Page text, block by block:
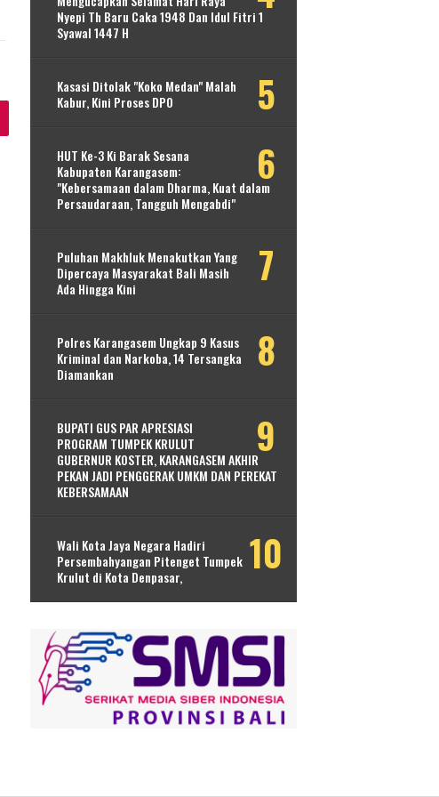
Nyepi Th Baru Caka 1948 Dan Idul Fitri 1
Syawal 1447 H
Kasasi Ditolak "Koko Medan" Malah
Kabur, Kini Proses DPO
HUT Ke-3 Ki Barak Sesana
Kabupaten Karangasem:
"Kebersamaan dalam Dharma, Kuat dalam
Persaudaraan, Tangguh Mengabdi"
Puluhan Makhluk Menakutkan Yang
Dipercaya Masyarakat Bali Masih
Ada Hingga Kini
Polres Karangasem Ungkap 9 Kasus
Kriminal dan Narkoba, 14 Tersangka
Diamankan
BUPATI GUS PAR APRESIASI
PROGRAM TUMPEK KRULUT
GUBERNUR KOSTER, KARANGASEM AKHIR
PEKAN JADI PENGGERAK UMKM DAN PEREKAT
KEBERSAMAAN
Wali Kota Jaya Negara Hadiri
Persembahyangan Pitenget Tumpek
Krulut di Kota Denpasar,